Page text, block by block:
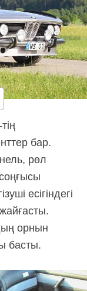
бар.
рөл
есігіндегі
орнын
басты.